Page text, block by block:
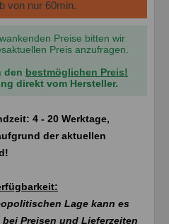
Preise bitten wir
Preis anzufragen.
den bestmöglichen Preis!
direkt vom Hersteller.
4 - 20 Werktage,
der aktuellen
Lage kann es
Preisen und Lieferzeiten